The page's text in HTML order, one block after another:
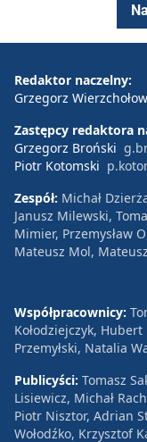
Redaktor naczelny:
Grzegorz
Zastępcy redaktora
Grzegorz Broński
Piotr Kotomski
Zespół: Michał
Janusz Milewski,
Mimier, Przemysław
Mateusz Mol,
Współpracownicy:
Kołodziejczyk,
Przemyłski, Natalia
Publicyści: Tomasz
Lisiewicz, Michał
Piotr Nisztor, Adrian
Wołodźko, Krzysztof